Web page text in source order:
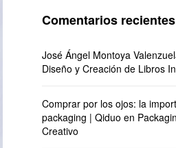
Comentarios recientes
José Ángel Montoya
Diseño y Creación de Libros
Comprar por los ojos: la
packaging | Qiduo en
Creativo